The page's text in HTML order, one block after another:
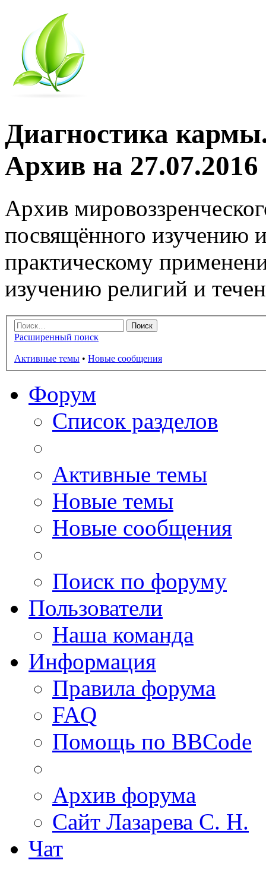
Диагностика
Архив на 27.07.2016
Архив
посвящённого изучению
практическому
изучению религий и
Расширенный поиск
Активные темы • Новые сообщения
Форум
Список разделов
Активные темы
Новые темы
Новые сообщения
Поиск по форуму
Пользователи
Наша команда
Информация
Правила форума
FAQ
Помощь по BBCode
Архив форума
Сайт Лазарева С. Н.
Чат